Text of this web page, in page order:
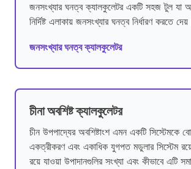
জনসংখ্যার ঘনত্ব ক্যালকুলেটর একটি সহজ টুল যা
নির্দিষ্ট এলাকায় জনসংখ্যার ঘনত্ব নির্ধারণ করতে
জনসংখ্যার ঘনত্ব ক্যালকুলেটর
চীনা অবশিষ্ট ক্যালকুলেটর
চীন উপপাদ্যের অবশিষ্টাংশ এমন একটি সিস্টেমকে
একত্রীকরণ এবং একাধিক যুগপত মডুলার সিস্টেম
রয়ে যাওয়া উপাদানগুলির সংখ্যা এবং কীভাবে এটি